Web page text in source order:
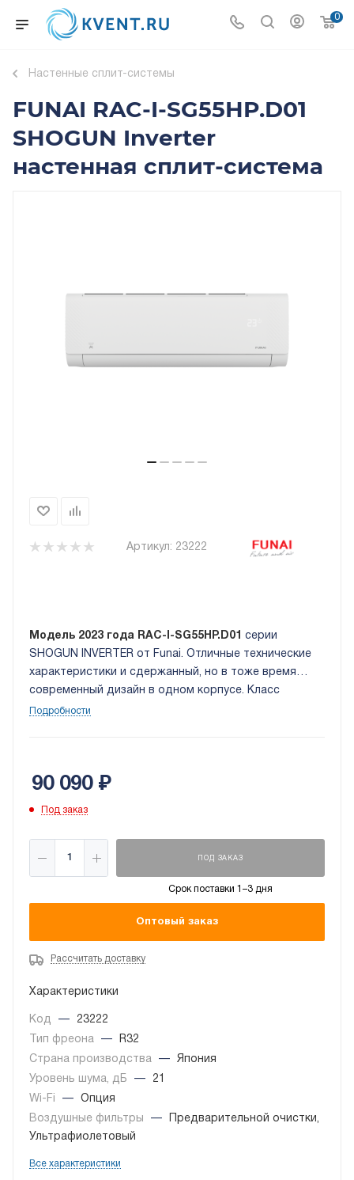
0
Настенные сплит-системы
FUNAI RAC-I-SG55HP.D01
SHOGUN Inverter
настенная сплит-система
Артикул: 23222
Модель 2023 года RAC-I-SG55HP.D01
серии
SHOGUN INVERTER от Funai. Отличные технические
характеристики и сдержанный, но в тоже время
современный дизайн в одном корпусе. Класс
энергоэффективности EU ERP A+++. Низкий уровень
Подробности
90 090₽
Под заказ
ПОД ЗАКАЗ
Срок поставки 1–3 дня
Оптовый заказ
Рассчитать доставку
Характеристики
Код —
23222
Тип фреона
—
R32
Страна производства
—
Япония
Уровень шума, дБ
—
21
Wi-Fi
—
Опция
Воздушные фильтры
—
Предварительной очистки,
Ультрафиолетовый
Все характеристики